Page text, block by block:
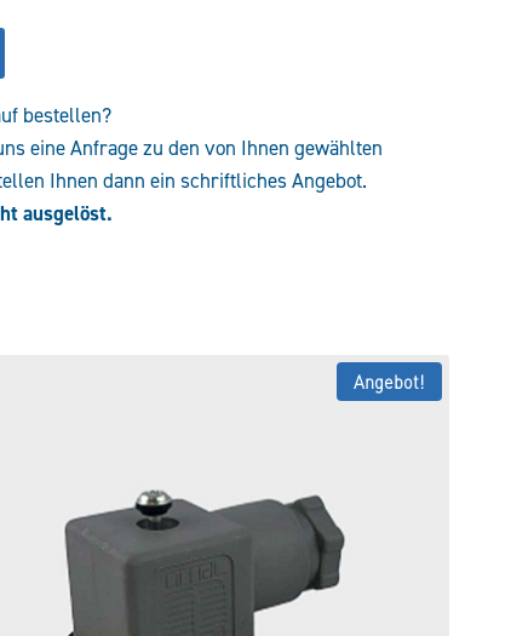
bestellen?
eine Anfrage zu den von Ihnen gewählten
Ihnen dann ein schriftliches Angebot.
ausgelöst.
Angebot!